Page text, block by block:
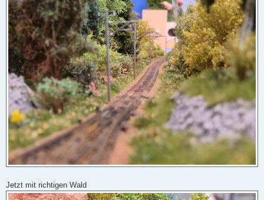
Jetzt mit richtigen Wald